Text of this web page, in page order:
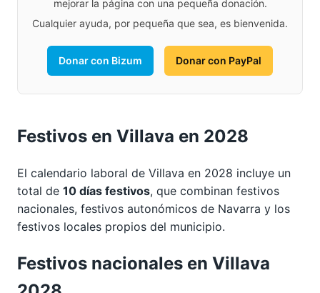
mejorar la página con una pequeña donación.
Cualquier ayuda, por pequeña que sea, es bienvenida.
Donar con Bizum Donar con PayPal
Festivos en Villava en 2028
El calendario laboral de Villava en 2028 incluye un
total de 10 días festivos, que combinan festivos
nacionales, festivos autonómicos de Navarra y los
festivos locales propios del municipio.
Festivos nacionales en Villava